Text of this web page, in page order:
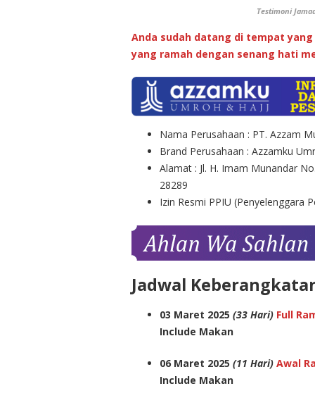
Testimoni
Anda sudah datang di tempat
yang ramah dengan senang hati
Nama Perusahaan : PT. Azzam
Brand Perusahaan : Azzamku
Alamat : Jl. H. Imam Munandar
28289
Izin Resmi PPIU (Penyelenggara
Jadwal
03 Maret 2025 (33 Hari) Full
Include Makan
06 Maret 2025 (11 Hari) Awal
Include Makan